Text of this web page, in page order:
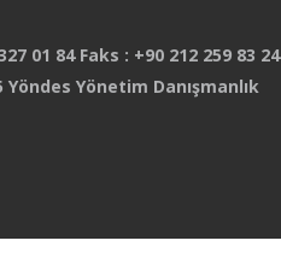
01 84 Faks : +90 212 259 83 24
Yönetim Danışmanlık